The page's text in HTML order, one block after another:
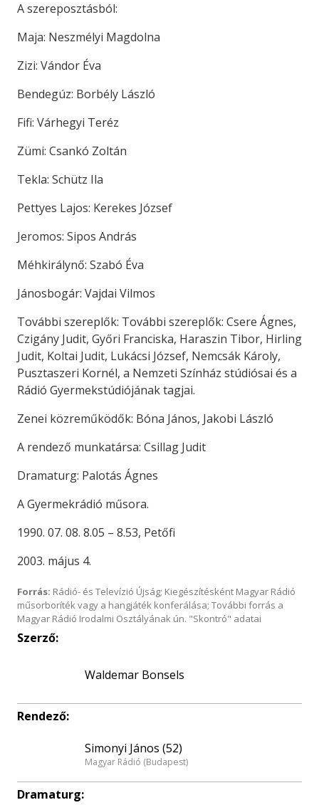
A szereposztásból:
Maja: Neszmélyi Magdolna
Zizi: Vándor Éva
Bendegúz: Borbély László
Fifi: Várhegyi Teréz
Zümi: Csankó Zoltán
Tekla: Schütz Ila
Pettyes Lajos: Kerekes József
Jeromos: Sipos András
Méhkirálynő: Szabó Éva
Jánosbogár: Vajdai Vilmos
További szereplők: További szereplők: Csere Ágnes,
Czigány Judit, Győri Franciska, Haraszin Tibor, Hirling
Judit, Koltai Judit, Lukácsi József, Nemcsák Károly,
Pusztaszeri Kornél, a Nemzeti Színház stúdiósai és a
Rádió Gyermekstúdiójának tagjai.
Zenei közreműködők: Bóna János, Jakobi László
A rendező munkatársa: Csillag Judit
Dramaturg: Palotás Ágnes
A Gyermekrádió műsora.
1990. 07. 08. 8.05 – 8.53, Petőfi
2003. május 4.
Forrás: Rádió- és Televízió Újság; Kiegészítésként Magyar Rádió
műsorboríték vagy a hangjáték konferálása; További forrás a
Magyar Rádió Irodalmi Osztályának ún. "Skontró" adatai
Szerző:
Waldemar Bonsels
Rendező:
Simonyi János (52)
Magyar Rádió (Budapest)
Dramaturg: